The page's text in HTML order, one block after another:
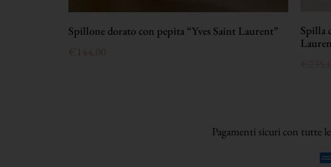
Spillone dorato con pepita “Yves Saint Laurent”
Spilla
Pagamenti sicuri con tutte